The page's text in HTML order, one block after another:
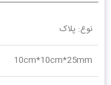
نوع: پلاک
10cm*10cm*25mm